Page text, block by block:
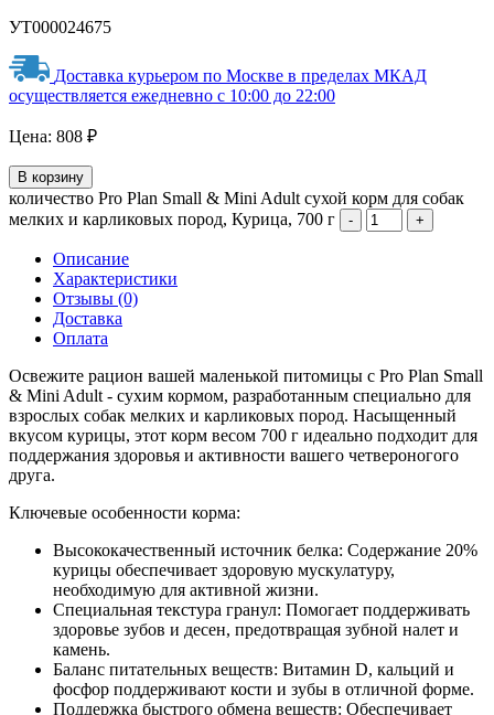
УТ000024675
Доставка курьером по Москве в пределах МКАД
осуществляется ежедневно с 10:00 до 22:00
Цена: 808 ₽
В корзину
количество Pro Plan Small & Mini Adult сухой корм для собак
мелких и карликовых пород, Курица, 700 г
Описание
Характеристики
Отзывы (0)
Доставка
Оплата
Освежите рацион вашей маленькой питомицы с Pro Plan Small
& Mini Adult - сухим кормом, разработанным специально для
взрослых собак мелких и карликовых пород. Насыщенный
вкусом курицы, этот корм весом 700 г идеально подходит для
поддержания здоровья и активности вашего четвероногого
друга.
Ключевые особенности корма:
Высококачественный источник белка: Содержание 20%
курицы обеспечивает здоровую мускулатуру,
необходимую для активной жизни.
Специальная текстура гранул: Помогает поддерживать
здоровье зубов и десен, предотвращая зубной налет и
камень.
Баланс питательных веществ: Витамин D, кальций и
фосфор поддерживают кости и зубы в отличной форме.
Поддержка быстрого обмена веществ: Обеспечивает